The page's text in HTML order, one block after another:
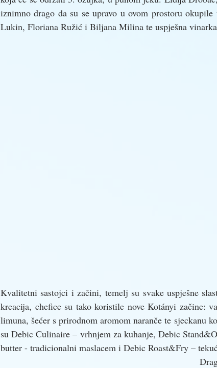
iznimno drago da su se upravo u ovom prostoru
Lukin, Floriana Ružić i Biljana Milina te uspješna
Kvalitetni sastojci i začini, temelj su svake uspješne
kreacija, chefice su tako koristile nove Kotányi začine:
limuna, šećer s prirodnom aromom naranče te sjeckanu
su Debic Culinaire – vrhnjem za kuhanje, Debic
butter - tradicionalni maslacem i Debic Roast&Fry –